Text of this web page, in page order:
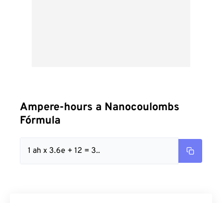
Ampere-hours a Nanocoulombs
Fórmula
1 ah x 3.6e + 12 = 3..